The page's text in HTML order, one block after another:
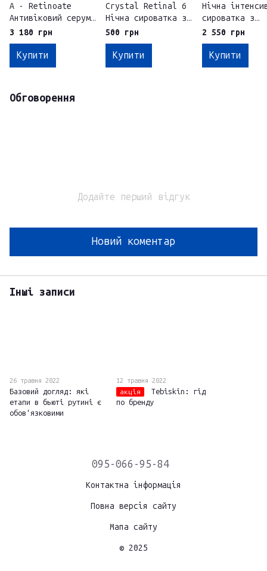
A - Retinoate
Антивіковий серум
з ретинолом
Theramid
3 180 грн
Купити
Crystal Retinal 6
Нічна сироватка з
ретиналем 0,06%
4ml mini size
500 грн
Купити
Нічна
сироватка з
ретинолом
Intelligent
Retinol 3TR
2 550 грн
Купити
Обговорення
Додайте перший відгук
Новий коментар
Інші записи
26 травня 2022
Базовий догляд: які
етапи в бьюті рутині є
обов'язковими
12 травня 2022
акція
Tebiskin: гід
по бренду
095-066-95-84
Контактна інформація
Повна версія сайту
Мапа сайту
© 2025